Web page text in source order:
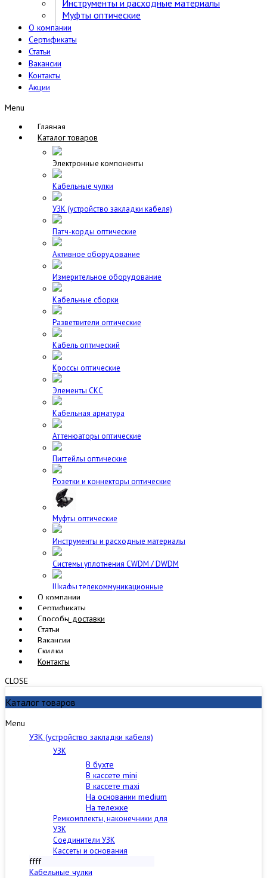
Инструменты и расходные материалы
Муфты оптические
О компании
Сертификаты
Статьи
Вакансии
Контакты
Акции
Menu
Главная
Каталог товаров
Электронные компоненты
Кабельные чулки
УЗК (устройство закладки кабеля)
Патч-корды оптические
Активное оборудование
Измерительное оборудование
Кабельные сборки
Разветвители оптические
Кабель оптический
Кроссы оптические
Элементы СКС
Кабельная арматура
Аттенюаторы оптические
Пигтейлы оптические
Розетки и коннекторы оптические
Муфты оптические
Инструменты и расходные материалы
Cистемы уплотнения CWDM / DWDM
Шкафы телекоммуникационные
О компании
Сертификаты
Способы доставки
Статьи
Вакансии
Скидки
Контакты
CLOSE
Каталог товаров
Menu
УЗК (устройство закладки кабеля)
УЗК
В бухте
В кассете mini
В кассете maxi
На основании medium
На тележке
Ремкомплекты, наконечники для
УЗК
Соединители УЗК
Кассеты и основания
ffff
Кабельные чулки